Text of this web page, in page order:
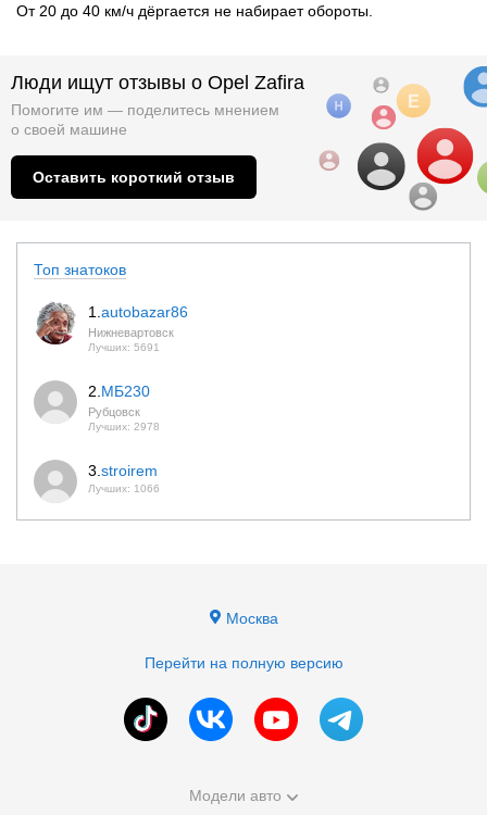
От 20 до 40 км/ч дёргается не набирает обороты.
Люди ищут отзывы о Opel Zafira
Помогите им — поделитесь мнением
о своей машине
Оставить короткий отзыв
Топ знатоков
1. autobazar86
Нижневартовск
Лучших: 5691
2. МБ230
Рубцовск
Лучших: 2978
3. stroirem
Лучших: 1066
Москва
Перейти на полную версию
Модели авто